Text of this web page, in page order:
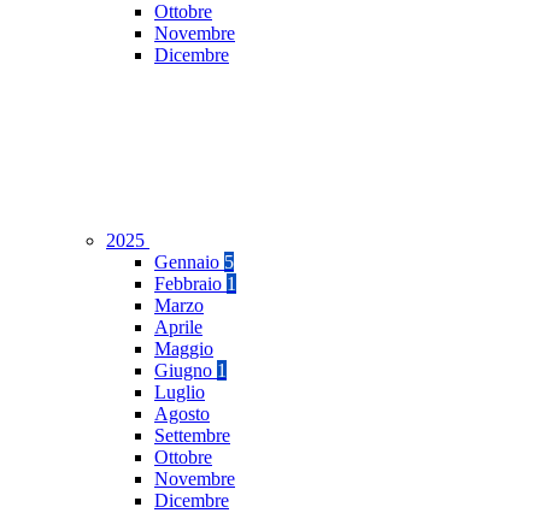
Ottobre
Novembre
Dicembre
2025
Gennaio 5
Febbraio 1
Marzo
Aprile
Maggio
Giugno 1
Luglio
Agosto
Settembre
Ottobre
Novembre
Dicembre